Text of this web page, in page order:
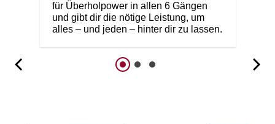
für Überholpower in allen 6 Gängen
und gibt dir die nötige Leistung, um
alles – und jeden – hinter dir zu lassen.